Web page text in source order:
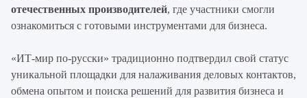
отечественных производителей, где участники смогли
ознакомиться с готовыми инструментами для бизнеса.
«ИТ-мир по-русски» традиционно подтвердил свой статус
уникальной площадки для налаживания деловых контактов,
обмена опытом и поиска решений для развития бизнеса и